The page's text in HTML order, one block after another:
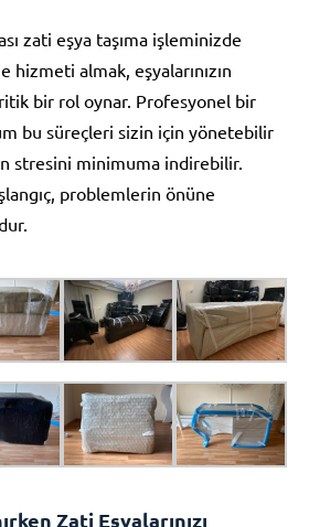
zati eşya taşıma işleminizde
almak, eşyalarınızın
bir rol oynar. Profesyonel bir
bu süreçleri sizin için yönetebilir
stresini minimuma indirebilir.
problemlerin önüne
Zati Eşyalarınızı